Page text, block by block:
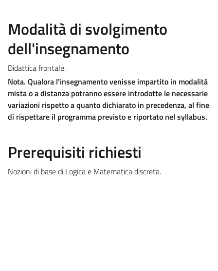
Modalità di svolgimento
dell'insegnamento
Didattica frontale.
Nota. Qualora l'insegnamento venisse impartito in modalità
mista o a distanza potranno essere introdotte le necessarie
variazioni rispetto a quanto dichiarato in precedenza, al fine
di rispettare il programma previsto e riportato nel syllabus.
Prerequisiti richiesti
Nozioni di base di Logica e Matematica discreta.